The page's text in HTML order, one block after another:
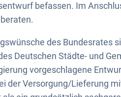
befassen. Im
des Bundesrates
Deutschen Städte- und
vorgeschlagene
der Versorgung/Lieferung